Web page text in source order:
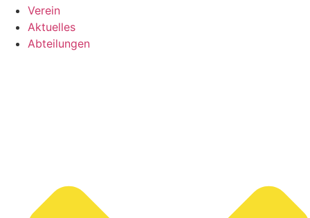
Verein
Aktuelles
Abteilungen